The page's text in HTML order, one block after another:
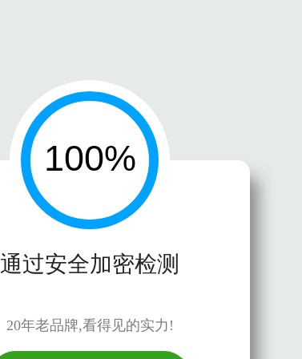
通过安全加密检测
20年老品牌,看得见的实力!